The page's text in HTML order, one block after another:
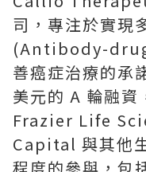
司，專注於實現
(Antibody-
善癌症治療的承
美元的 A 輪融資
Frazier Life
Capital 與其他